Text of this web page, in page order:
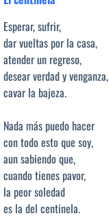
Esperar, sufrir,
dar vueltas por la casa,
atender un regreso,
desear verdad y venganza,
cavar la bajeza.
Nada más puedo hacer
con todo esto que soy,
aun sabiendo que,
cuando tienes pavor,
la peor soledad
es la del centinela.